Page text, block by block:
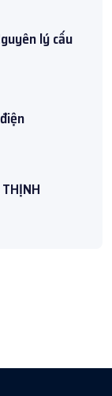
lý cấu